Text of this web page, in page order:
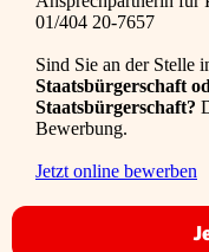
01/404 20-7657
Sind Sie an der Stelle
Staatsbürgerschaft
Staatsbürgerschaft?
Bewerbung.
Jetzt online bewerben